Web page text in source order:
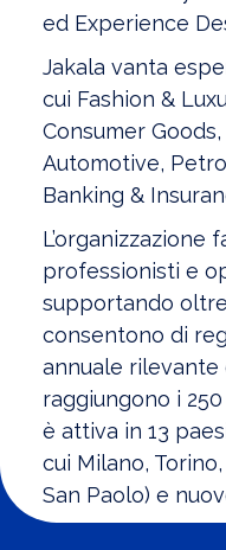
ed Experience
Jakala vanta
cui Fashion &
Consumer
Automotive,
Banking &
L’organizzazione
professionisti e
supportando
consentono di
annuale rilevante
raggiungono i
è attiva in 13
cui Milano,
San Paolo) e